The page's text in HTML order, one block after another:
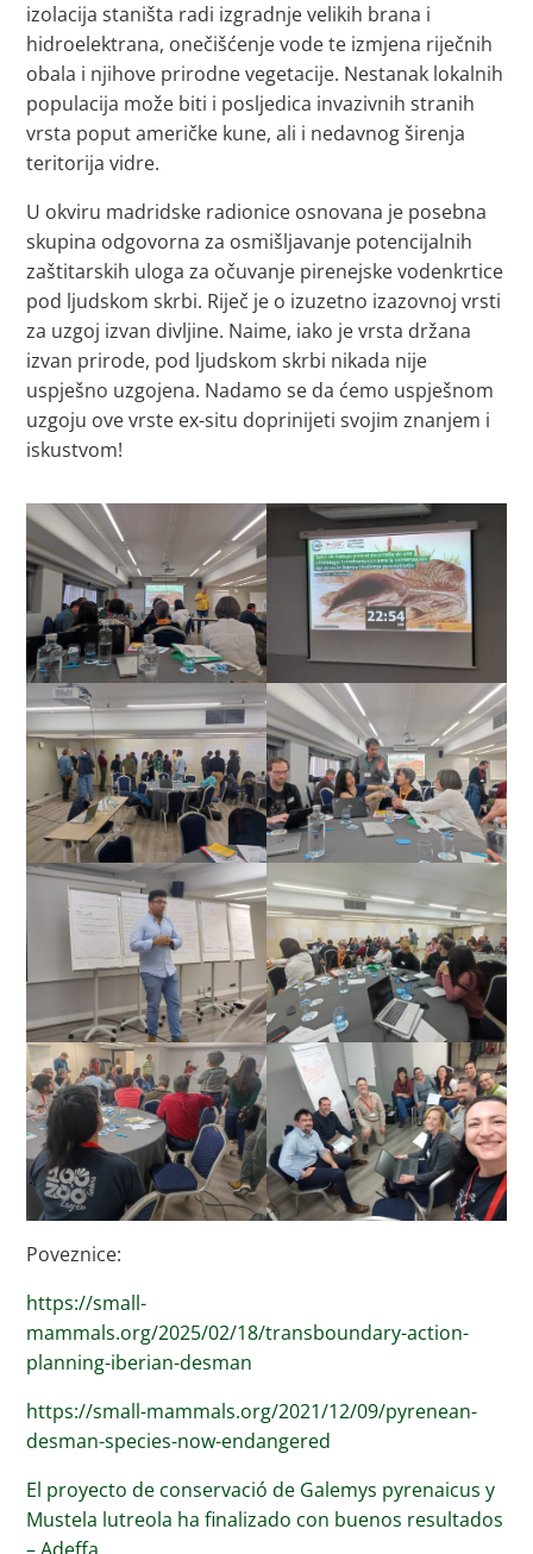
izolacija staništa radi izgradnje velikih brana i
hidroelektrana, onečišćenje vode te izmjena riječnih
obala i njihove prirodne vegetacije. Nestanak lokalnih
populacija može biti i posljedica invazivnih stranih
vrsta poput američke kune, ali i nedavnog širenja
teritorija vidre.
U okviru madridske radionice osnovana je posebna
skupina odgovorna za osmišljavanje potencijalnih
zaštitarskih uloga za očuvanje pirenejske vodenkrtice
pod ljudskom skrbi. Riječ je o izuzetno izazovnoj vrsti
za uzgoj izvan divljine. Naime, iako je vrsta držana
izvan prirode, pod ljudskom skrbi nikada nije
uspješno uzgojena. Nadamo se da ćemo uspješnom
uzgoju ove vrste ex-situ doprinijeti svojim znanjem i
iskustvom!
Poveznice:
https://small-
mammals.org/2025/02/18/transboundary-action-
planning-iberian-desman
https://small-mammals.org/2021/12/09/pyrenean-
desman-species-now-endangered
El proyecto de conservació de Galemys pyrenaicus y
Mustela lutreola ha finalizado con buenos resultados